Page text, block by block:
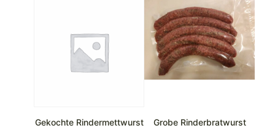
Gekochte Rindermettwurst Grobe Rinderbratwurst